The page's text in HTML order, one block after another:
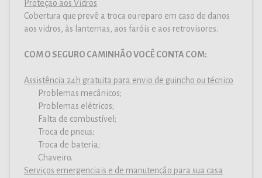
Proteção aos Vidros
Cobertura que prevê a troca ou reparo em caso de danos
aos vidros, às lanternas, aos faróis e aos retrovisores.
COM O SEGURO CAMINHÃO VOCÊ CONTA COM:
Assistência 24h gratuita para envio de guincho ou técnico
Problemas mecânicos;
Problemas elétricos;
Falta de combustível;
Troca de pneus;
Troca de bateria;
Chaveiro.
Serviços emergenciais e de manutenção para sua casa